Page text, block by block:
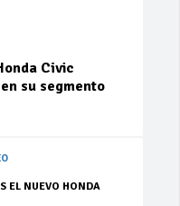
Civic
su segmento
EL NUEVO HONDA